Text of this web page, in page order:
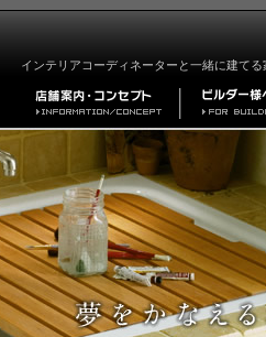
インテリアコーディネーターと一緒に建てる